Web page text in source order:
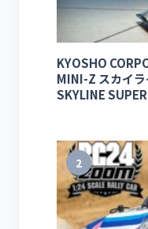
KYOSHO
MINI-Z スカイラ
SKYLINE
2